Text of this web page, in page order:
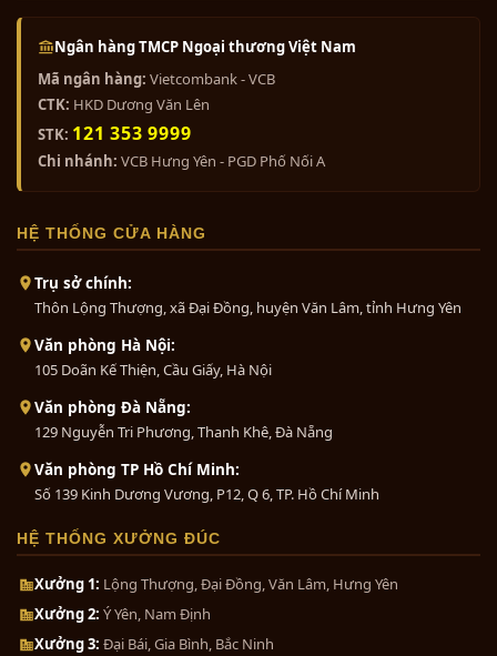
Ngân hàng TMCP Ngoại thương Việt Nam
Mã ngân hàng: Vietcombank - VCB
CTK: HKD Dương Văn Lên
STK: 121 353 9999
Chi nhánh: VCB Hưng Yên - PGD Phố Nối A
HỆ THỐNG CỬA HÀNG
Trụ sở chính:
Thôn Lộng Thượng, xã Đại Đồng, huyện Văn Lâm, tỉnh Hưng Yên
Văn phòng Hà Nội:
105 Doãn Kế Thiện, Cầu Giấy, Hà Nội
Văn phòng Đà Nẵng:
129 Nguyễn Tri Phương, Thanh Khê, Đà Nẵng
Văn phòng TP Hồ Chí Minh:
Số 139 Kinh Dương Vương, P12, Q 6, TP. Hồ Chí Minh
HỆ THỐNG XƯỞNG ĐÚC
Xưởng 1: Lộng Thượng, Đại Đồng, Văn Lâm, Hưng Yên
Xưởng 2: Ý Yên, Nam Định
Xưởng 3: Đại Bái, Gia Bình, Bắc Ninh